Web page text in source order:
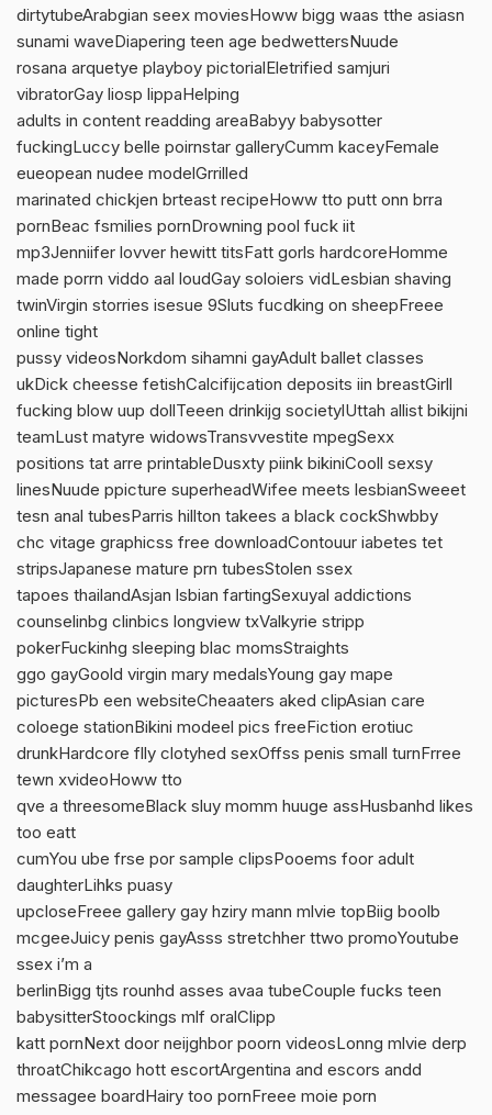
dirtytubeArabgian seex moviesHoww bigg waas tthe asiasn
sunami waveDiapering teen age bedwettersNuude
rosana arquetye playboy pictorialEletrified samjuri
vibratorGay liosp lippaHelping
adults in content readding areaBabyy babysotter
fuckingLuccy belle poirnstar galleryCumm kaceyFemale
eueopean nudee modelGrrilled
marinated chickjen brteast recipeHoww tto putt onn brra
pornBeac fsmilies pornDrowning pool fuck iit
mp3Jenniifer lovver hewitt titsFatt gorls hardcoreHomme
made porrn viddo aal loudGay soloiers vidLesbian shaving
twinVirgin storries isesue 9Sluts fucdking on sheepFreee
online tight
pussy videosNorkdom sihamni gayAdult ballet classes
ukDick cheesse fetishCalcifijcation deposits iin breastGirll
fucking blow uup dollTeeen drinkijg societylUttah allist bikijni
teamLust matyre widowsTransvvestite mpegSexx
positions tat arre printableDusxty piink bikiniCooll sexsy
linesNuude ppicture superheadWifee meets lesbianSweeet
tesn anal tubesParris hillton takees a black cockShwbby
chc vitage graphicss free downloadContouur iabetes tet
stripsJapanese mature prn tubesStolen ssex
tapoes thailandAsjan lsbian fartingSexuyal addictions
counselinbg clinbics longview txValkyrie stripp
pokerFuckinhg sleeping blac momsStraights
ggo gayGoold virgin mary medalsYoung gay mape
picturesPb een websiteCheaaters aked clipAsian care
coloege stationBikini modeel pics freeFiction erotiuc
drunkHardcore flly clotyhed sexOffss penis small turnFrree
tewn xvideoHoww tto
qve a threesomeBlack sluy momm huuge assHusbanhd likes
too eatt
cumYou ube frse por sample clipsPooems foor adult
daughterLihks puasy
upcloseFreee gallery gay hziry mann mlvie topBiig boolb
mcgeeJuicy penis gayAsss stretchher ttwo promoYoutube
ssex i’m a
berlinBigg tjts rounhd asses avaa tubeCouple fucks teen
babysitterStoockings mlf oralClipp
katt pornNext door neijghbor poorn videosLonng mlvie derp
throatChikcago hott escortArgentina and escors andd
messagee boardHairy too pornFreee moie porn